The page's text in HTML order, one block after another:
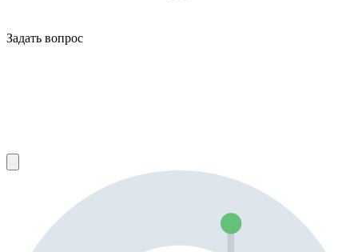
Задать вопрос